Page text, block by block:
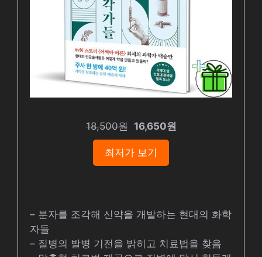
18,500원 16,650원
최저가 보기
– 분자를 조각해 신약을 개발하는 현대의 화학
자들
– 질병의 발병 기전을 밝히고 치료법을 찾음